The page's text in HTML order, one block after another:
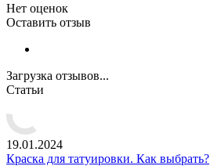
Нет оценок
Оставить отзыв
Загрузка отзывов...
Статьи
19.01.2024
Краска для татуировки. Как выбрать?